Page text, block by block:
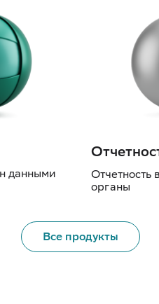
данными
Отчетность
органы
Все продукты